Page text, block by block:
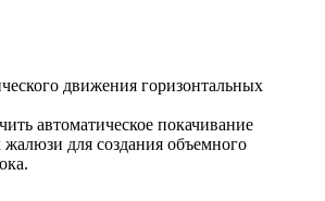
движения горизонтальных
автоматическое покачивание
жалюзи для создания объемного